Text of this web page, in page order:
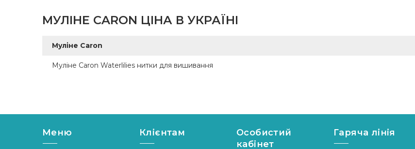
МУЛІНЕ CARON ЦІНА В УКРАЇНІ
Муліне Caron
Муліне Caron Waterlilies нитки для вишивання
Меню Клієнтам
Особистий
кабінет
Гаряча лінія